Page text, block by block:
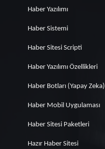
Haber Yazılımı
Haber Sistemi
Haber Sitesi Scripti
Haber Yazılımı Özellikleri
Haber Botları (Yapay Zeka)
Haber Mobil Uygulaması
Haber Sitesi Paketleri
Hazır Haber Sitesi